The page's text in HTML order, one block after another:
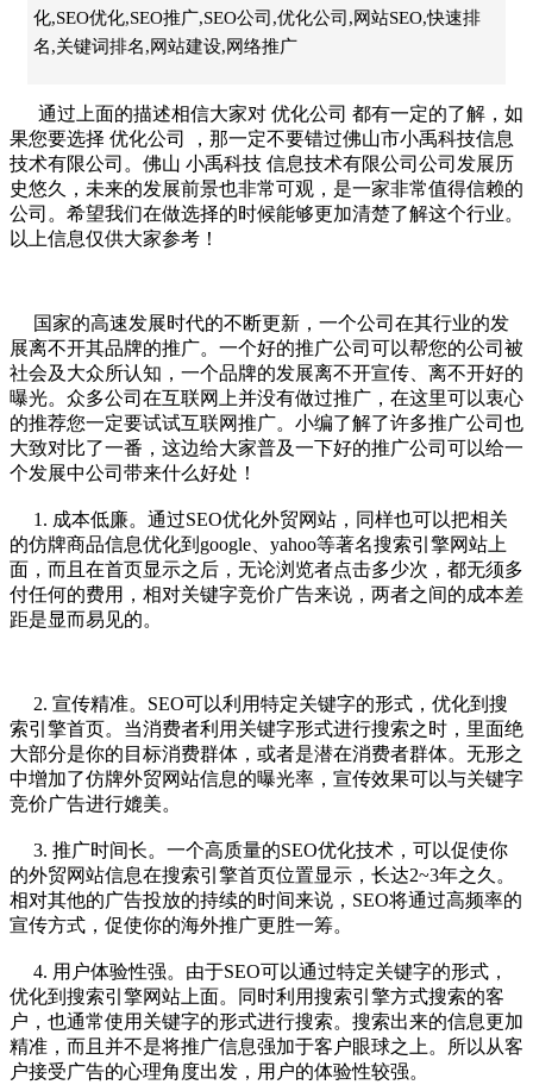
化,SEO优化,SEO推广,SEO公司,优化公司,网站SEO,快速排
名,关键词排名,网站建设,网络推广
通过上面的描述相信大家对 优化公司 都有一定的了解，如
果您要选择 优化公司
，那一定不要错过佛山市小禹科技信息
技术有限公司。佛山 小禹科技 信息技术有限公司公司发展历
史悠久，未来的发展前景也非常可观，是一家非常值得信赖的
公司。希望我们在做选择的时候能够更加清楚了解这个行业。
以上信息仅供大家参考！
国家的高速发展时代的不断更新，一个公司在其行业的发
展离不开其品牌的推广。一个好的推广公司 可以帮您的公司被
社会及大众所认知，一个品牌的发展离不开宣传、离不开好的
曝光。众多公司在互联网上并没有做过推广，在这里可以衷心
的推荐您一定要试试互联网推广。小编了解了许多推广公司也
大致对比了一番，这边给大家普及一下好的推广公司可以给一
个发展中公司带来什么好处！
1. 成本低廉。通过SEO优化外贸网站，同样也可以把相关
的仿牌商品信息优化到google、yahoo等著名搜索引擎网站上
面，而且在首页显示之后，无论浏览者点击多少次，都无须多
付任何的费用，相对关键字竞价广告来说，两者之间的成本差
距是显而易见的。
2. 宣传精准。 SEO可以利用特定关键字的形式，优化到搜
索引擎首页。当消费者利用关键字形式进行搜索之时，里面绝
大部分是你的目标消费群体，或者是潜在消费者群体。无形之
中增加了仿牌外贸网站信息的曝光率，宣传效果可以与关键字
竞价广告进行媲美。
3. 推广时间长。一个高质量的SEO优化技术，可以促使你
的外贸网站信息在搜索引擎首页位置显示，长达2~3年之久。
相对其他的广告投放的持续的时间来说， SEO将通过高频率的
宣传方式，促使你的海外推广更胜一筹。
4. 用户体验性强。由于SEO可以通过特定关键字的形式，
优化到搜索引擎网站上面。同时利用搜索引擎方式搜索的客
户，也通常使用关键字的形式进行搜索。搜索出来的信息更加
精准，而且并不是将推广信息强加于客户眼球之上。所以从客
户接受广告的心理角度出发，用户的体验性较强。